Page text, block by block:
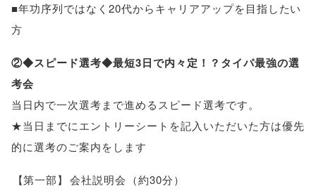
■年功序列ではなく20代からキャリアアップを目指したい
方
②◆スピード選考◆最短3日で内々定！？タイパ最強の選
考会
当日内で一次選考まで進めるスピード選考です。
★当日までにエントリーシートを記入いただいた方は優先
的に選考のご案内をします
【第一部】 会社説明会 （約30分）